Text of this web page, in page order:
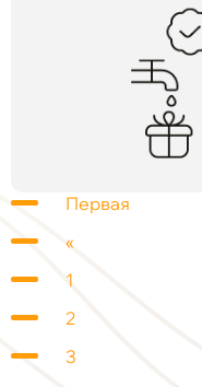
Первая
«
1
2
3